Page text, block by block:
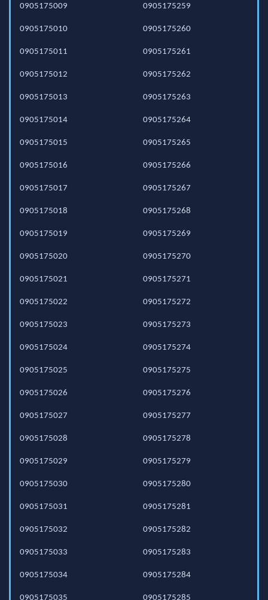
0905175009
0905175010
0905175011
0905175012
0905175013
0905175014
0905175015
0905175016
0905175017
0905175018
0905175019
0905175020
0905175021
0905175022
0905175023
0905175024
0905175025
0905175026
0905175027
0905175028
0905175029
0905175030
0905175031
0905175032
0905175033
0905175034
0905175035
0905175259
0905175260
0905175261
0905175262
0905175263
0905175264
0905175265
0905175266
0905175267
0905175268
0905175269
0905175270
0905175271
0905175272
0905175273
0905175274
0905175275
0905175276
0905175277
0905175278
0905175279
0905175280
0905175281
0905175282
0905175283
0905175284
0905175285